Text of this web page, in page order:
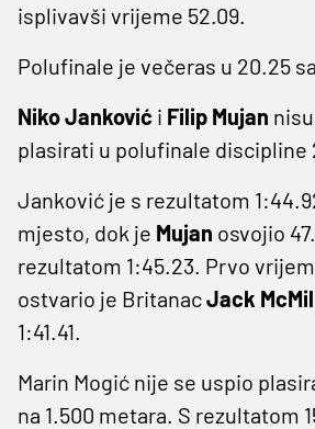
isplivavši vrijeme 52.09.
Polufinale je večeras u 20.25
Niko Janković i Filip Mujan
plasirati u polufinale discipline
Janković je s rezultatom
mjesto, dok je Mujan osvojio
rezultatom 1:45.23. Prvo
ostvario je BritanacJack
1:41.41.
Marin Mogić nije se uspio
na 1.500 metara. S rezultatom